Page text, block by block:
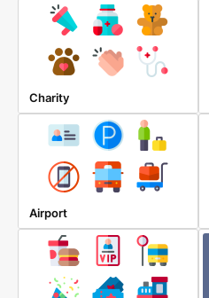
Charity
Airport